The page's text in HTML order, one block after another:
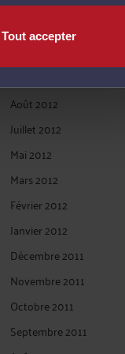
Tout accepter
Novembre 2012
Août 2012
Juillet 2012
Mai 2012
Mars 2012
Février 2012
Janvier 2012
Décembre 2011
Novembre 2011
Octobre 2011
Septembre 2011